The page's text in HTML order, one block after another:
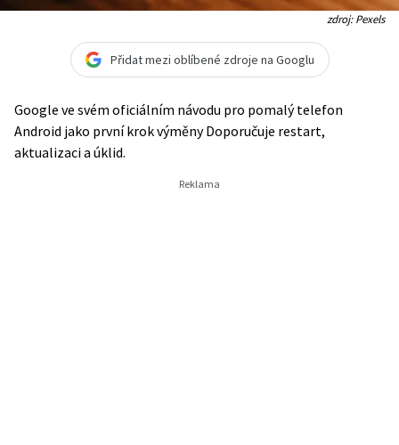
zdroj: Pexels
Přidat mezi oblíbené zdroje na Googlu
Google ve svém oficiálním návodu pro pomalý telefon
Android jako první krok výměny Doporučuje restart,
aktualizaci a úklid.